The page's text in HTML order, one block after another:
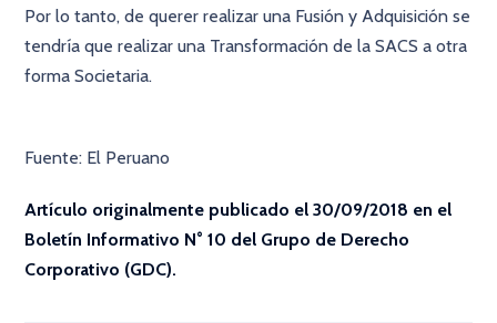
Por lo tanto, de querer realizar una Fusión y Adquisición se
tendría que realizar una Transformación de la SACS a otra
forma Societaria.
Fuente: El Peruano
Artículo originalmente publicado el 30/09/2018 en el
Boletín Informativo N° 10 del Grupo de Derecho
Corporativo (GDC).